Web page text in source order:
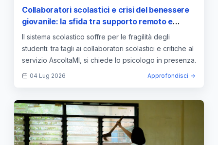
Collaboratori scolastici e crisi del benessere
giovanile: la sfida tra supporto remoto e
presenza strutturale
Il sistema scolastico soffre per le fragilità degli
studenti: tra tagli ai collaboratori scolastici e critiche al
servizio AscoltaMI, si chiede lo psicologo in presenza.
04 Lug 2026 Approfondisci